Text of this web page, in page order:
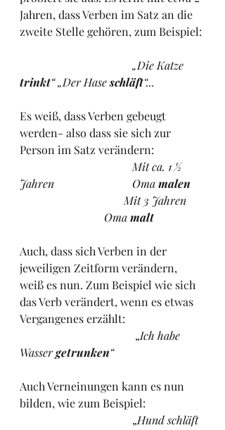
Jahren, dass Verben im Satz an die
zweite Stelle gehören, zum Beispiel:
„Die Katze
trinkt“ „Der Hase schläft“...
Es weiß, dass Verben gebeugt
werden- also dass sie sich zur
Person im Satz verändern:
Mit ca. 1 ½
Jahren			Oma malen
Mit 3 Jahren
			Oma
malt
Auch, dass sich Verben in der
jeweiligen Zeitform verändern,
weiß es nun. Zum Beispiel wie sich
das Verb verändert, wenn es etwas
Vergangenes erzählt:
				 „
Ich habe
Wasser getrunken“
Auch Verneinungen kann es nun
bilden, wie zum Beispiel:
				„
Hund schläft